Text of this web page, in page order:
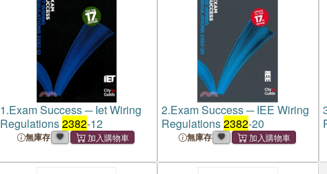
1.Exam Success ─ Iet Wiring
Regulations2382-12
無庫存
2.Exam Success ─ IEE Wiring
Regulations2382-20
無庫存